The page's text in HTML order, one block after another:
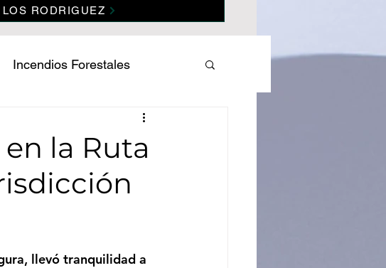
RODRIGUEZ
Incendios Forestales
Economía Politica
la Ruta
llevó tranquilidad a